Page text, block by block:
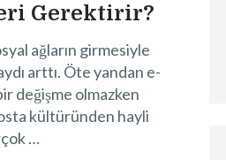
Gerektirir?
ağların girmesiyle
arttı. Öte yandan e-
değişme olmazken
kültüründen hayli
…